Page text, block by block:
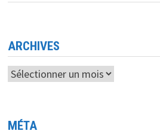
ARCHIVES
Archives
MÉTA